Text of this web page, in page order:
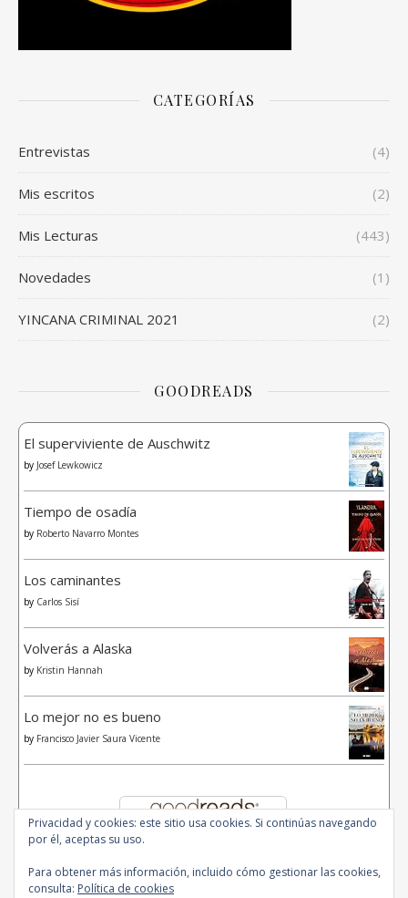
CATEGORÍAS
Entrevistas (4)
Mis escritos (2)
Mis Lecturas (443)
Novedades (1)
YINCANA CRIMINAL 2021 (2)
GOODREADS
El superviviente de Auschwitz
by Josef Lewkowicz
Tiempo de osadía
by Roberto Navarro Montes
Los caminantes
by Carlos Sisí
Volverás a Alaska
by Kristin Hannah
Lo mejor no es bueno
by Francisco Javier Saura Vicente
Privacidad y cookies: este sitio usa cookies. Si continúas navegando
por él, aceptas su uso.
Para obtener más información, incluido cómo gestionar las cookies,
consulta: Política de cookies